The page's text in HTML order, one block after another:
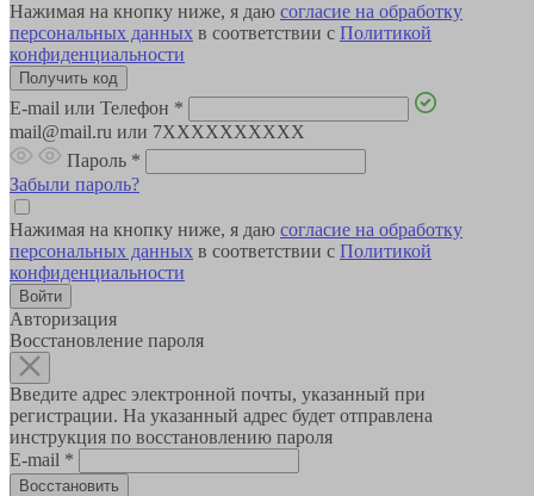
Нажимая на кнопку ниже, я даю согласие на обработку
персональных данных в соответствии с Политикой
конфиденциальности
E-mail или Телефон *
mail@mail.ru или 7XXXXXXXXXX
Пароль *
Забыли пароль?
Нажимая на кнопку ниже, я даю согласие на обработку
персональных данных в соответствии с Политикой
конфиденциальности
Авторизация
Восстановление пароля
Введите адрес электронной почты, указанный при
регистрации. На указанный адрес будет отправлена
инструкция по восстановлению пароля
E-mail *